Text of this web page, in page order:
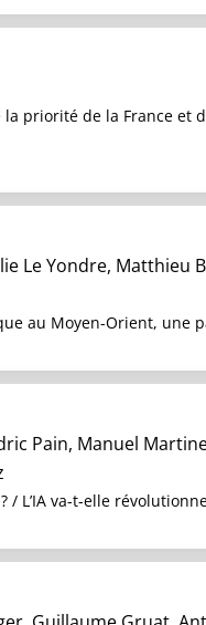
priorité de la France et
Le Yondre, Matthieu
au Moyen-Orient, une
Pain, Manuel
L’IA va-t-elle